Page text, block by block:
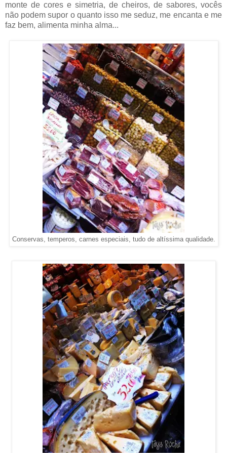
monte de cores e simetria, de cheiros, de sabores, vocês
não podem supor o quanto isso me seduz, me encanta e me
faz bem, alimenta minha alma...
Conservas, temperos, carnes especiais, tudo de altíssima qualidade.